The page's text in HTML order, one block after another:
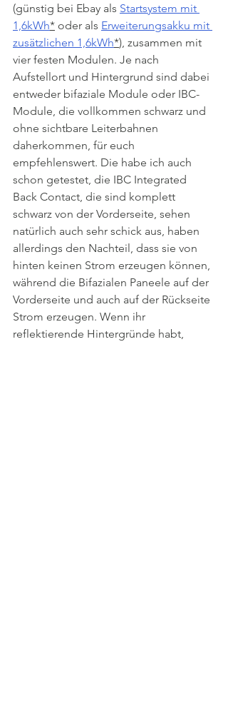
(günstig bei Ebay als Startsystem mit
1,6kWh* oder als Erweiterungsakku mit
zusätzlichen 1,6kWh*), zusammen mit
vier festen Modulen. Je nach
Aufstellort und Hintergrund sind dabei
entweder bifaziale Module oder IBC-
Module, die vollkommen schwarz und
ohne sichtbare Leiterbahnen
daherkommen, für euch
empfehlenswert. Die habe ich auch
schon getestet, die IBC Integrated
Back Contact, die sind komplett
schwarz von der Vorderseite, sehen
natürlich auch sehr schick aus, haben
allerdings den Nachteil, dass sie von
hinten keinen Strom erzeugen können,
während die Bifazialen Paneele auf der
Vorderseite und auch auf der Rückseite
Strom erzeugen. Wenn ihr
reflektierende Hintergründe habt,